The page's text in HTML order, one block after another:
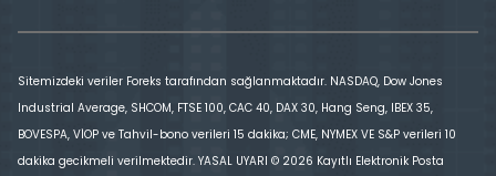
Sitemizdeki veriler Foreks tarafından sağlanmaktadır. NASDAQ, Dow Jones
Industrial Average, SHCOM, FTSE 100, CAC 40, DAX 30, Hang Seng, IBEX 35,
BOVESPA, VİOP ve Tahvil-bono verileri 15 dakika; CME, NYMEX VE S&P verileri 10
dakika gecikmeli verilmektedir. YASAL UYARI © 2026 Kayıtlı Elektronik Posta